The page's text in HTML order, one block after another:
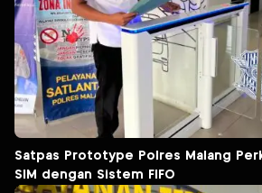
Satpas Prototype Polres Malang
SIM dengan Sistem FIFO